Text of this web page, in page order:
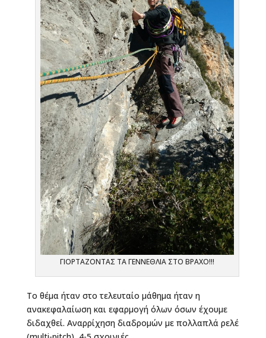
ΓΙΟΡΤΑΖΟΝΤΑΣ ΤΑ ΓΕΝΝΕΘΛΙΑ ΣΤΟ ΒΡΑΧΟ!!!
Το θέμα ήταν στο τελευταίο μάθημα ήταν η
ανακεφαλαίωση και εφαρμογή όλων όσων έχουμε
διδαχθεί. Αναρρίχηση διαδρομών με πολλαπλά ρελέ